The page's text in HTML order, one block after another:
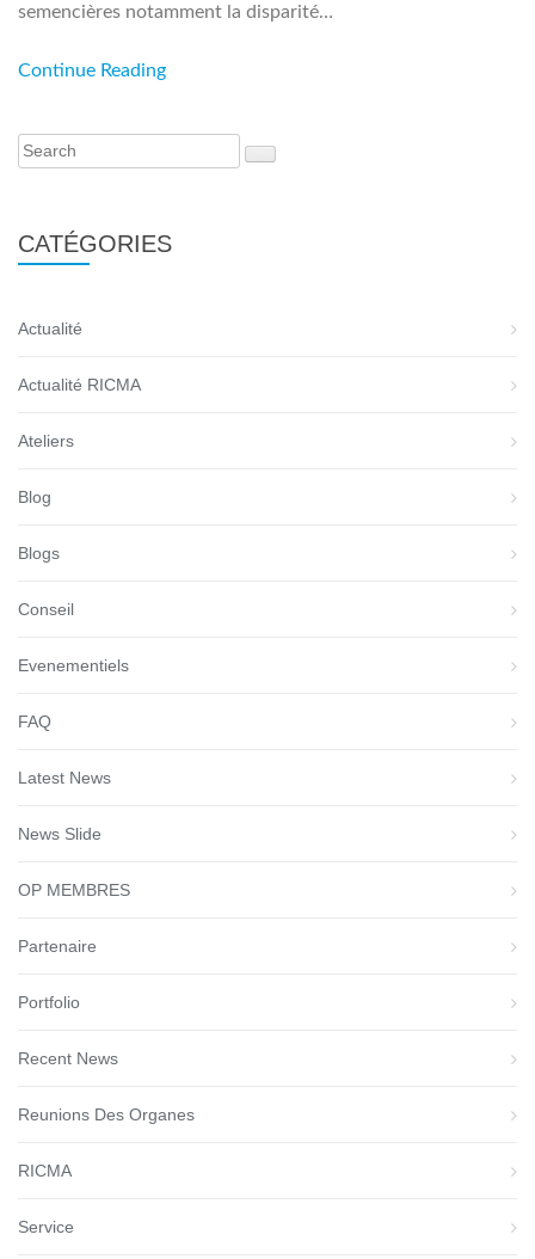
semencières notamment la disparité…
Continue Reading
CATÉGORIES
Actualité
Actualité RICMA
Ateliers
Blog
Blogs
Conseil
Evenementiels
FAQ
Latest News
News Slide
OP MEMBRES
Partenaire
Portfolio
Recent News
Reunions Des Organes
RICMA
Service